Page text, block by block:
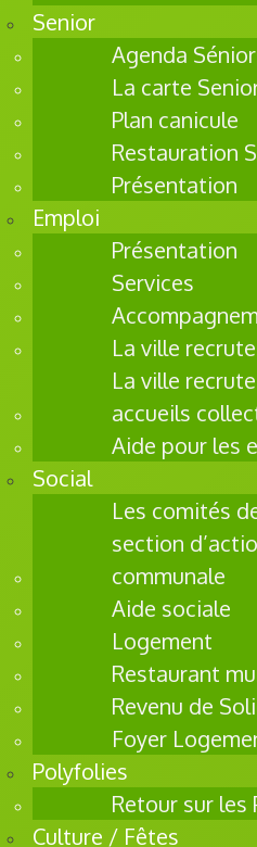
Polyfolies, concert
l'orchestre
républicaine
Senior
Agenda
La carte
Plan canicule
Restauration
Présentation
Emploi
Présentation
Services
La ville recrute
La ville
accueils
Aide pour les
Social
Les comités
section
communale
Aide sociale
Logement
Restaurant
Revenu de
Foyer
Polyfolies
Retour sur les
Culture / Fêtes